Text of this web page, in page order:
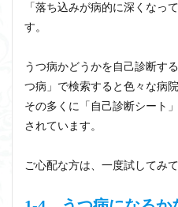
「落ち込みが病的に深くなっ
す。
うつ病かどうかを自己診断す
つ病」で検索すると色々な病
その多くに「自己診断シート
されています。
ご心配な方は、一度試してみ